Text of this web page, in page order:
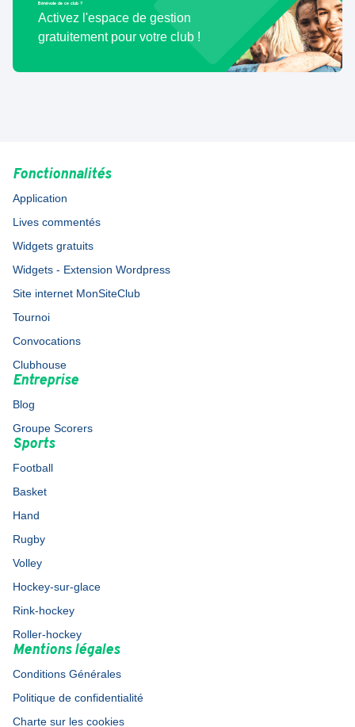
Bénévole de ce club ?
Activez l'espace de gestion
gratuitement pour votre club !
Fonctionnalités
Application
Lives commentés
Widgets gratuits
Widgets - Extension Wordpress
Site internet MonSiteClub
Tournoi
Convocations
Clubhouse
Entreprise
Blog
Groupe Scorers
Sports
Football
Basket
Hand
Rugby
Volley
Hockey-sur-glace
Rink-hockey
Roller-hockey
Mentions légales
Conditions Générales
Politique de confidentialité
Charte sur les cookies